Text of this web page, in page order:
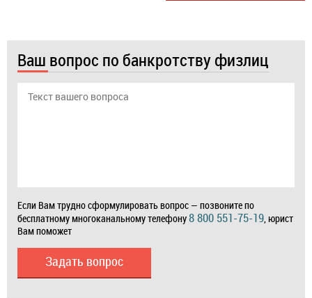
Ваш вопрос по банкротству физлиц
Если Вам трудно сформулировать вопрос — позвоните по
бесплатному многоканальному телефону8 800 551-75-19, юрист
Вам поможет
Задать вопрос